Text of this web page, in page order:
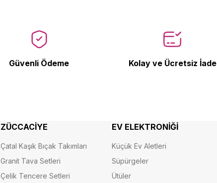
Güvenli Ödeme Kolay ve Ücretsiz İade
ZÜCCACİYE
Çatal Kaşık Bıçak Takımları
Granit Tava Setleri
Çelik Tencere Setleri
EV ELEKTRONİĞİ
Küçük Ev Aletleri
Süpürgeler
Ütüler